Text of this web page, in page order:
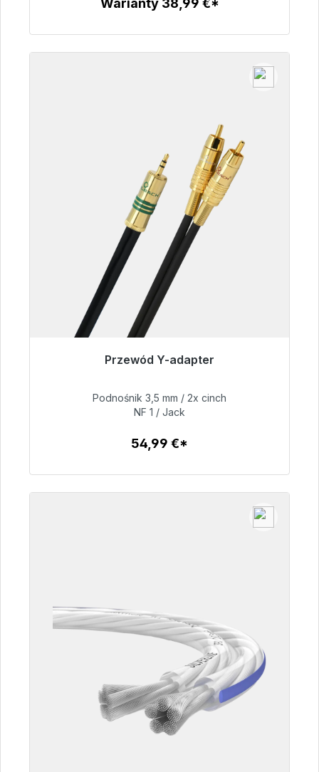
Przewód Y-adapter
Gotowy do natychmiastowej wysyłki, czas
54,99 €
Podnośnik 3,5 mm / 2x cinch
NF 1 / Jack
54,99 €*